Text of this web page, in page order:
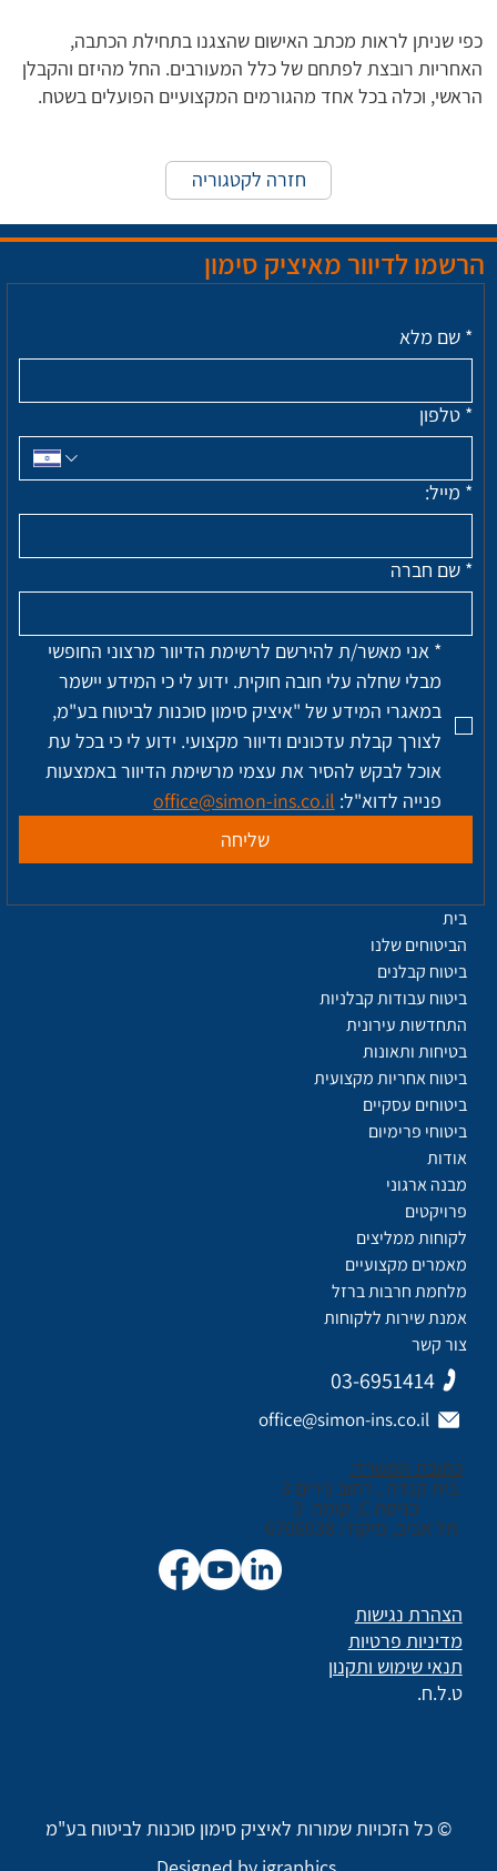
כפי שניתן לראות מכתב האישום שהצגנו בתחילת הכתבה,
האחריות רובצת לפתחם של כלל המעורבים. החל מהיזם והקבלן
הראשי, וכלה בכל אחד מהגורמים המקצועיים הפועלים בשטח.
חזרה לקטגוריה
הרשמו לדיוור מאיציק סימון
* שם מלא
* טלפון
* מייל:
* שם חברה
*
פנייה לדוא"ל: office@simon-ins.co.il
שליחה
כתובת המשרד:
בית קנדה , רחוב נירים 3
כניסה C, קומה 3
תל אביב, מיקוד: 6706038
03-6951414
office@simon-ins.co.il
הצהרת נגישות
תנאי שימוש ותקנון
מדיניות פרטיות
ט.ל.ח.
אודות
מבנה ארגוני
פרויקטים
לקוחות ממליצים
מאמרים מקצועיים
מלחמת חרבות ברזל
אמנת שירות ללקוחות
צור קשר
בית
הביטוחים שלנו
ביטוח קבלנים
ביטוח עבודות קבלניות
התחדשות עירונית
בטיחות ותאונות
ביטוח אחריות מקצועית
ביטוחים עסקיים
ביטוחי פרימיום
© כל הזכויות שמורות לאיציק סימון סוכנות לביטוח בע"מ